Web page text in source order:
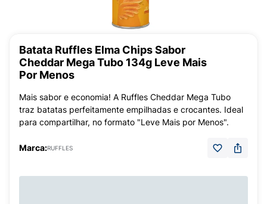
Batata Ruffles Elma Chips Sabor
Cheddar Mega Tubo 134g Leve Mais
Por Menos
Mais sabor e economia! A Ruffles Cheddar Mega Tubo
traz batatas perfeitamente empilhadas e crocantes. Ideal
para compartilhar, no formato "Leve Mais por Menos".
Marca:RUFFLES